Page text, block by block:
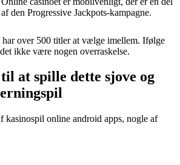
af den Progressive Jackpots-kampagne.
har over 500 titler at vælge imellem. Ifølge
ikke være nogen overraskelse.
at spille dette sjove og
kasinospil online android apps, nogle af